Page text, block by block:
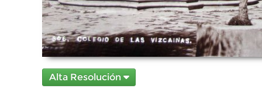
Alta Resolución